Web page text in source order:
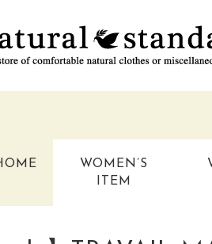
WOMEN’S
ITEM